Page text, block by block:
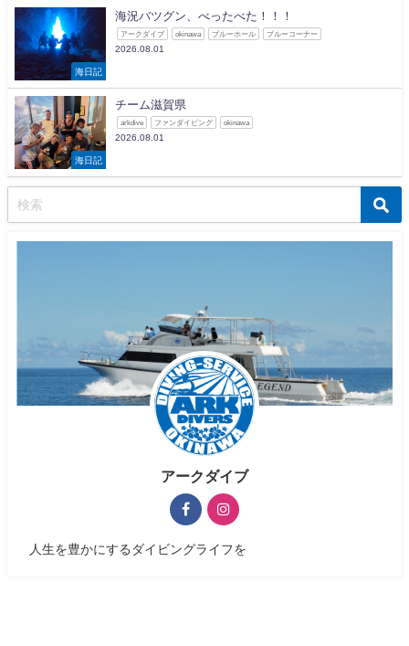
海日記
海況バツグン、べったべた！！！
アークダイブ okinawa ブルーホール ブルーコーナー
2026.08.01
海日記
チーム滋賀県
arkdive ファンダイビング okinawa
2026.08.01
アークダイブ
人生を豊かにするダイビングライフを